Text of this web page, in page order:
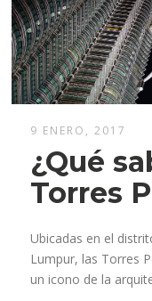
9 ENERO, 2017
¿Qué
Torres
Ubicadas en el
Lumpur, las Torres
un icono de la